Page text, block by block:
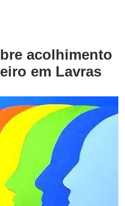
acolhimento
em Lavras